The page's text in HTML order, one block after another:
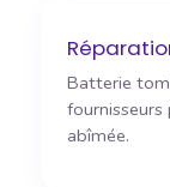
Batterie
abîmée.